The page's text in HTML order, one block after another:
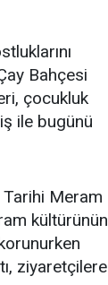
Bahçesi
çocukluk
ile bugünü
Tarihi Meram
kültürünün
ziyaretçilere